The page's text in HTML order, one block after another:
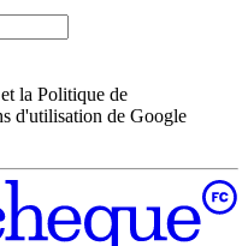
la Politique de
d'utilisation de Google